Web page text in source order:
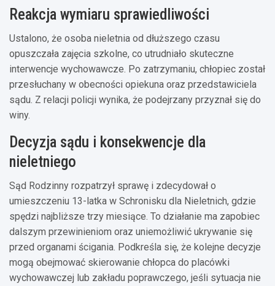
Reakcja wymiaru sprawiedliwości
Ustalono, że osoba nieletnia od dłuższego czasu
opuszczała zajęcia szkolne, co utrudniało skuteczne
interwencje wychowawcze. Po zatrzymaniu, chłopiec został
przesłuchany w obecności opiekuna oraz przedstawiciela
sądu. Z relacji policji wynika, że podejrzany przyznał się do
winy.
Decyzja sądu i konsekwencje dla
nieletniego
Sąd Rodzinny rozpatrzył sprawę i zdecydował o
umieszczeniu 13-latka w Schronisku dla Nieletnich, gdzie
spędzi najbliższe trzy miesiące. To działanie ma zapobiec
dalszym przewinieniom oraz uniemożliwić ukrywanie się
przed organami ścigania. Podkreśla się, że kolejne decyzje
mogą obejmować skierowanie chłopca do placówki
wychowawczej lub zakładu poprawczego, jeśli sytuacja nie